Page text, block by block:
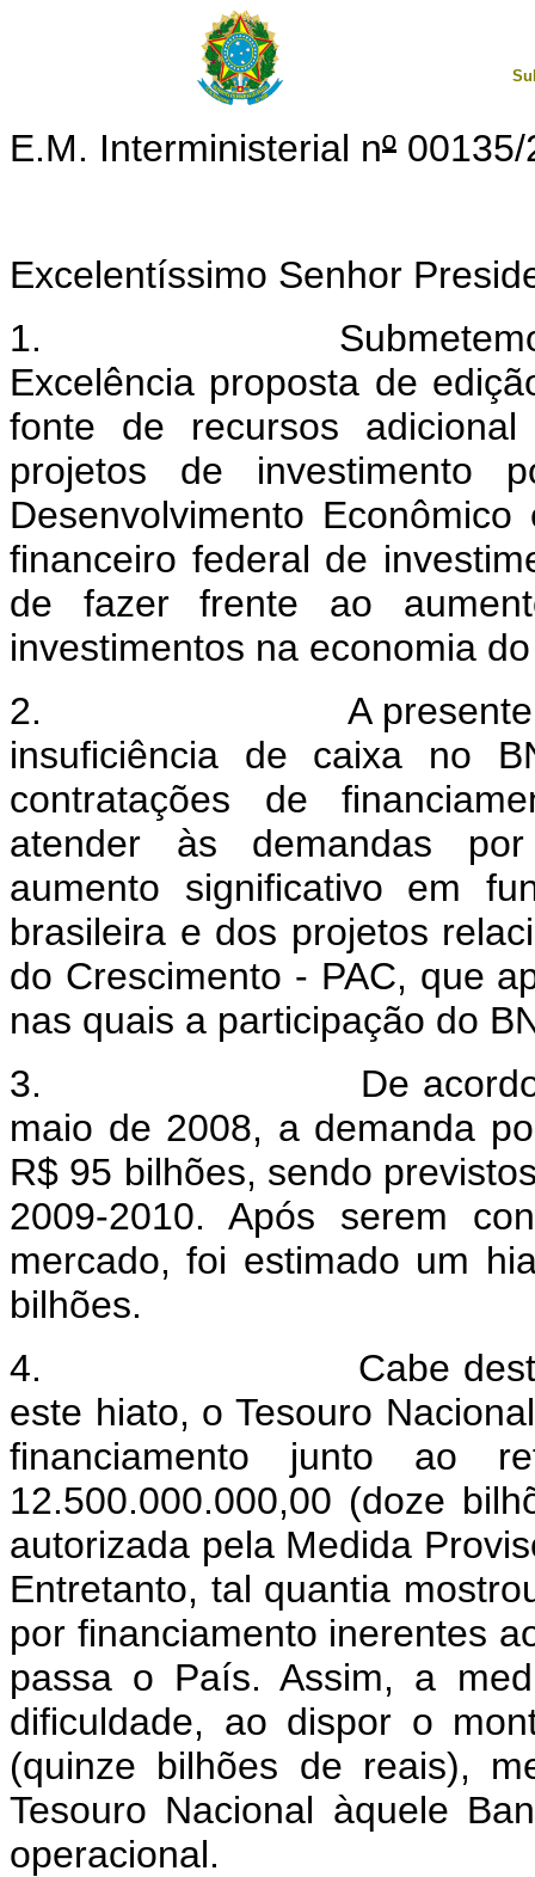
E.M. Interministerial nº
Excelentíssimo Senhor
1. Submetemos à
Excelência proposta de
fonte de recursos
projetos de investimento
Desenvolvimento
financeiro federal de
de fazer frente ao
investimentos na economia
2. A presente
insuficiência de caixa no
contratações de
atender às demandas
aumento significativo em
brasileira e dos projetos
do Crescimento - PAC, que
nas quais a participação do
3. De acordo com
maio de 2008, a demanda
R$ 95 bilhões, sendo
2009-2010. Após serem
mercado, foi estimado um
bilhões.
4. Cabe destacar
este hiato, o Tesouro
financiamento junto ao
12.500.000.000,00 (doze
autorizada pela Medida
Entretanto, tal quantia
por financiamento inerentes
passa o País. Assim, a
dificuldade, ao dispor o
(quinze bilhões de reais),
Tesouro Nacional àquele
operacional.